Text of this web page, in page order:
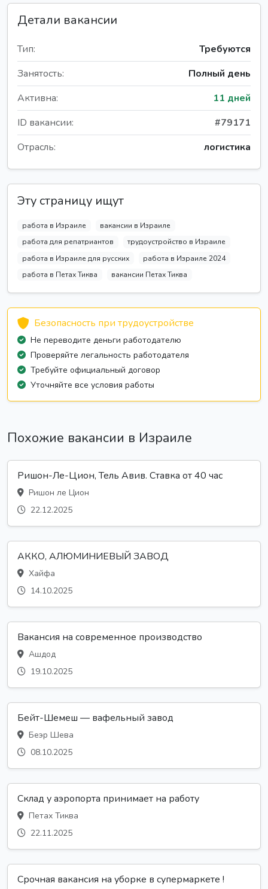
Детали вакансии
Тип:
Требуются
Занятость:
Полный день
Активна:
11 дней
ID вакансии:
#79171
Отрасль:
логистика
Эту страницу ищут
работа в Израиле
вакансии в Израиле
работа для репатриантов
трудоустройство в Израиле
работа в Израиле для русских
работа в Израиле 2024
работа в Петах Тиква
вакансии Петах Тиква
Безопасность при трудоустройстве
Не переводите деньги работодателю
Проверяйте легальность работодателя
Требуйте официальный договор
Уточняйте все условия работы
Похожие вакансии в Израиле
Ришон-Ле-Цион, Тель Авив. Ставка от 40 час
Ришон ле Цион
22.12.2025
АККО, АЛЮМИНИЕВЫЙ ЗАВОД
Хайфа
14.10.2025
Вакансия на современное производство
Ашдод
19.10.2025
Бейт-Шемеш — вафельный завод
Беэр Шева
08.10.2025
Склад у аэропорта принимает на работу
Петах Тиква
22.11.2025
Срочная вакансия на уборке в супермаркете !